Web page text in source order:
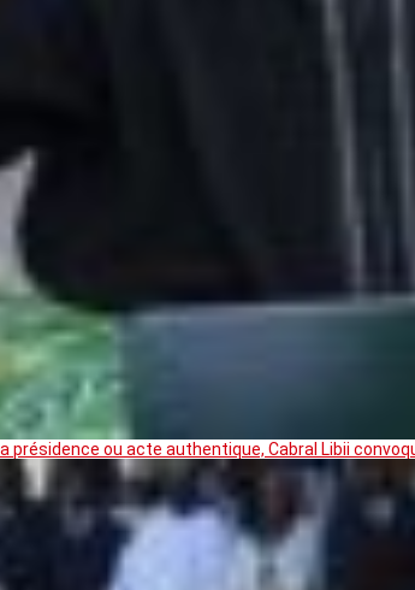
présidence ou acte authentique, Cabral Libii